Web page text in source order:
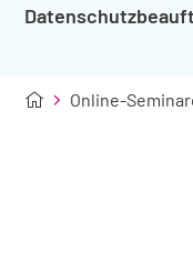
Online-